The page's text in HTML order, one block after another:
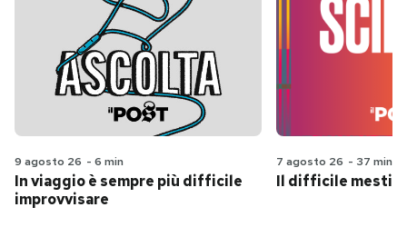
9 agosto 26 - 6 min
In viaggio è sempre più difficile
improvvisare
7 agosto 26 - 37 min
Il difficile